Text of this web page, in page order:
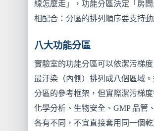
線怎麼走」，功能分區決定「房
相配合：分區的排列順序要支持動
八大功能分區
實驗室的功能分區可以依潔污梯
最汙染（內側）排列成八個區域
分區的參考框架，但實際潔污梯
化學分析、生物安全、GMP 品管
各有不同，不宜直接套用同一個